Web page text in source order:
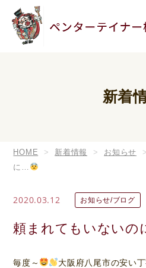
新着
HOME 新着情報 お知らせ
に…
2020.03.12 お知らせ/ブログ
頼まれてもいないの
毎度～
大阪府八尾市の安い